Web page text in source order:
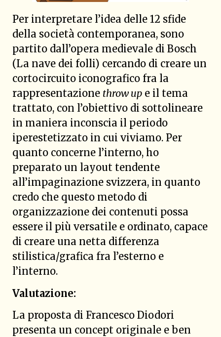
Per interpretare l’idea delle 12 sfide
della società contemporanea, sono
partito dall’opera medievale di Bosch
(La nave dei folli) cercando di creare un
cortocircuito iconografico fra la
rappresentazione throw up e il tema
trattato, con l’obiettivo di sottolineare
in maniera inconscia il periodo
iperestetizzato in cui viviamo. Per
quanto concerne l’interno, ho
preparato un layout tendente
all’impaginazione svizzera, in quanto
credo che questo metodo di
organizzazione dei contenuti possa
essere il più versatile e ordinato, capace
di creare una netta differenza
stilistica/grafica fra l’esterno e
l’interno.
Valutazione:
La proposta di Francesco Diodori
presenta un concept originale e ben